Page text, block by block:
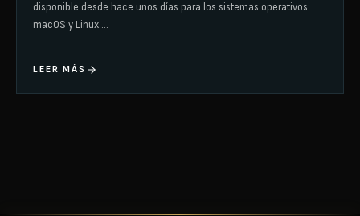
disponible desde hace unos días para los sistemas operativos
macOS y Linux.…
LEER MÁS